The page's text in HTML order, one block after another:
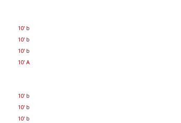
10' b
10' b
10' b
10' A
10' b
10' b
10' b